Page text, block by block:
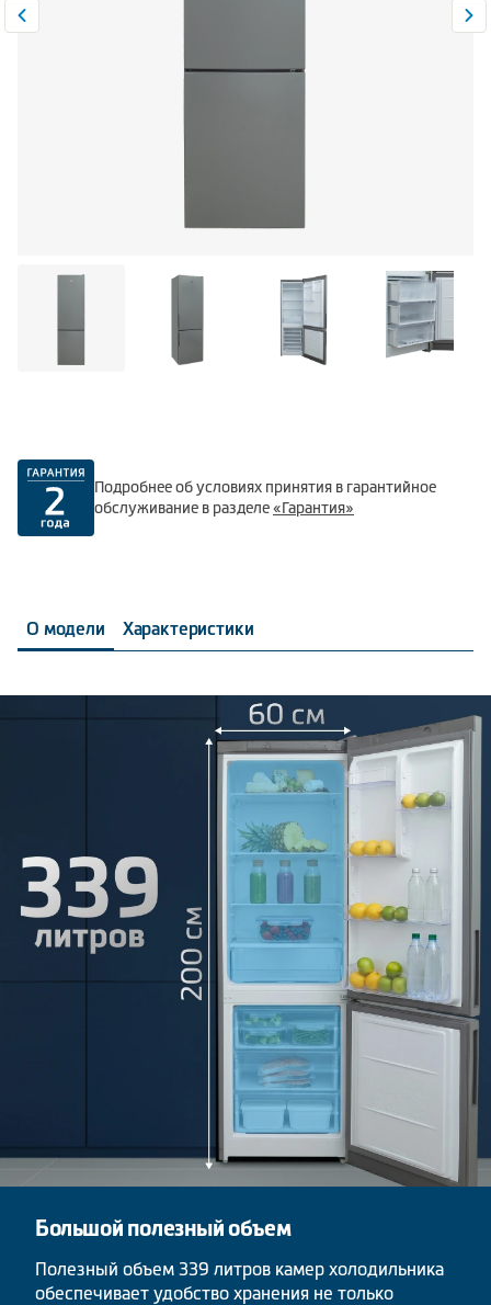
Подробнее об условиях принятия в гарантийное
обслуживание в разделе«Гарантия»
О модели Характеристики
Большой полезный объем
Полезный объем 339 литров камер холодильника
обеспечивает удобство хранения не только